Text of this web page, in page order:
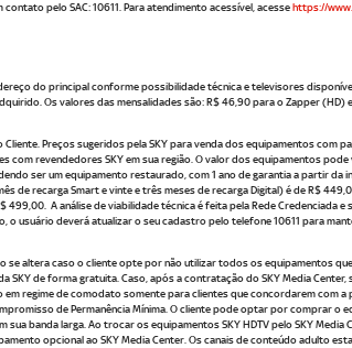
pelo SAC: 10611. Para atendimento acessível, acesse https://
do principal conforme possibilidade técnica e televisores
Os valores das mensalidades são: R$ 46,90 para o Zapper (HD)
Preços sugeridos pela SKY para venda dos equipamentos com
com revendedores SKY em sua região. O valor dos equipamentos
ser um equipamento restaurado, com 1 ano de garantia a partir da
de recarga Smart e vinte e três meses de recarga Digital) é de R$
A análise de viabilidade técnica é feita pela Rede Credenciada e
usuário deverá atualizar o seu cadastro pelo telefone 10611 para
se altera caso o cliente opte por não utilizar todos os equipamentos
de forma gratuita. Caso, após a contratação do SKY Media
regime de comodato somente para clientes que concordarem com a
de Permanência Mínima. O cliente pode optar por comprar o
banda larga. Ao trocar os equipamentos SKY HDTV pelo SKY
opcional ao SKY Media Center. Os canais de conteúdo adulto